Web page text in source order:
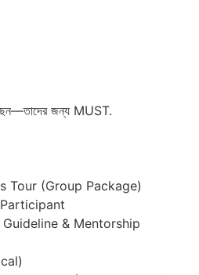
জন্য MUST.
Tour (Group Package)
Guideline & Mentorship